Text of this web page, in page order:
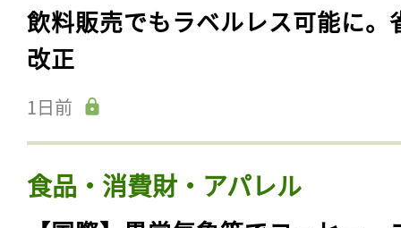
飲料販売でもラベルレス可能に。
改正
1日前
食品・消費財・アパレル